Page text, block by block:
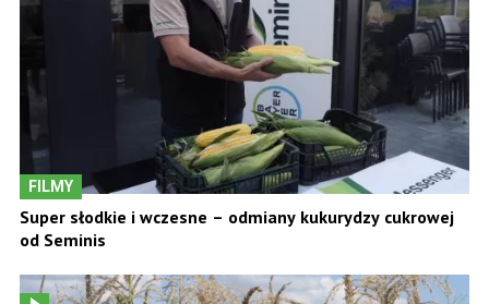
FILMY
Super słodkie i wczesne – odmiany kukurydzy cukrowej
od Seminis